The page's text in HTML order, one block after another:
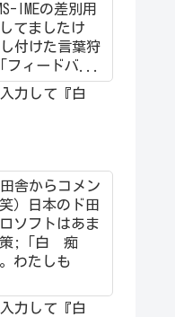
IMEの差別用
てましたけ
付けた言葉狩
フィードバ...
力して『白
舎からコメン
）日本のド田
ソフトはあま
策;「白 痴
わたしも
力して『白